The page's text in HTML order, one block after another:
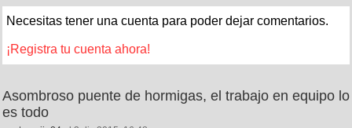
Necesitas tener una cuenta para poder dejar comentarios.
¡Registra tu cuenta ahora!
Asombroso puente de hormigas, el trabajo en equipo lo
es todo